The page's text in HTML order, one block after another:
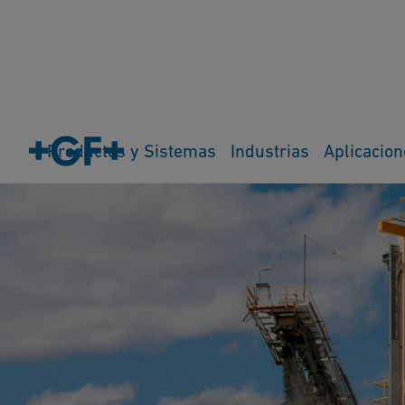
Productos y Sistemas Industrias